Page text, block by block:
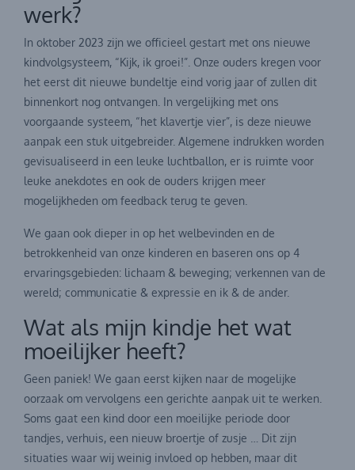
werk?
In oktober 2023 zijn we officieel gestart met ons nieuwe
kindvolgsysteem, “Kijk, ik groei!”. Onze ouders kregen voor
het eerst dit nieuwe bundeltje eind vorig jaar of zullen dit
binnenkort nog ontvangen. In vergelijking met ons
voorgaande systeem, “het klavertje vier”, is deze nieuwe
aanpak een stuk uitgebreider. Algemene indrukken worden
gevisualiseerd in een leuke luchtballon, er is ruimte voor
leuke anekdotes en ook de ouders krijgen meer
mogelijkheden om feedback terug te geven.
We gaan ook dieper in op het welbevinden en de
betrokkenheid van onze kinderen en baseren ons op 4
ervaringsgebieden: lichaam & beweging; verkennen van de
wereld; communicatie & expressie en ik & de ander.
Wat als mijn kindje het wat
moeilijker heeft?
Geen paniek! We gaan eerst kijken naar de mogelijke
oorzaak om vervolgens een gerichte aanpak uit te werken.
Soms gaat een kind door een moeilijke periode door
tandjes, verhuis, een nieuw broertje of zusje … Dit zijn
situaties waar wij weinig invloed op hebben, maar dit